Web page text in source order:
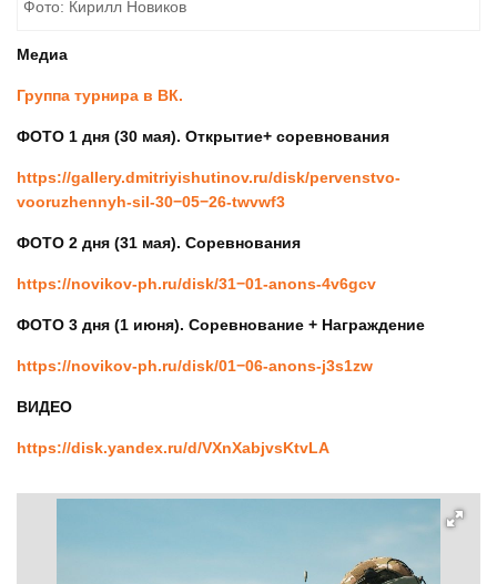
Фото: Кирилл Новиков
Медиа
Группа турнира в ВК.
ФОТО 1 дня (30 мая). Открытие+ соревнования
https://gallery.dmitriyishutinov.ru/disk/pervenstvo-
vooruzhennyh-sil-30−05−26-twvwf3
ФОТО 2 дня (31 мая). Соревнования
https://novikov-ph.ru/disk/31−01-anons-4v6gcv
ФОТО 3 дня (1 июня). Соревнование + Награждение
https://novikov-ph.ru/disk/01−06-anons-j3s1zw
ВИДЕО
https://disk.yandex.ru/d/VXnXabjvsKtvLA